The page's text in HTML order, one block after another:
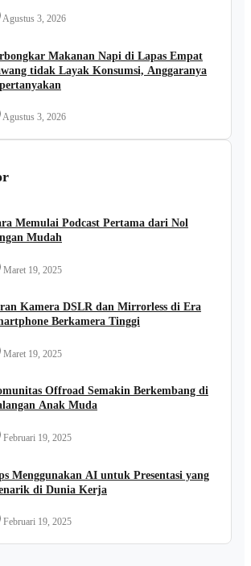
Agustus 3, 2026
Makanan Napi di Lapas Empat
tidak Layak Konsumsi, Anggaranya
Agustus 3, 2026
Memulai Podcast Pertama dari Nol
Mudah
Maret 19, 2025
Kamera DSLR dan Mirrorless di Era
Berkamera Tinggi
Maret 19, 2025
Offroad Semakin Berkembang di
Anak Muda
Februari 19, 2025
Menggunakan AI untuk Presentasi yang
di Dunia Kerja
Februari 19, 2025